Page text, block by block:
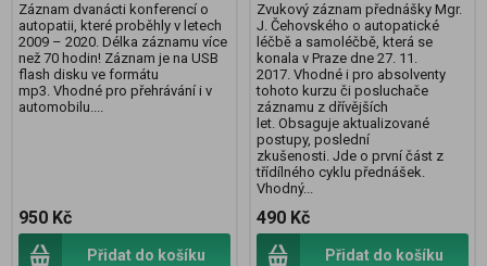
Záznam dvanácti konferencí o
autopatii, které proběhly v letech
2009 – 2020. Délka záznamu více
než 70 hodin! Záznam je na USB
flash disku ve formátu
mp3. Vhodné pro přehrávání i v
automobilu....
950 Kč
Přidat do košíku
Zvukový záznam přednášky Mgr.
J. Čehovského o autopatické
léčbě a samoléčbě, která se
konala v Praze dne 27. 11.
2017. Vhodné i pro absolventy
tohoto kurzu či posluchače
záznamu z dřívějších
let. Obsaguje aktualizované
postupy, poslední
zkušenosti. Jde o první část z
třídílného cyklu přednášek.
Vhodný...
490 Kč
Přidat do košíku